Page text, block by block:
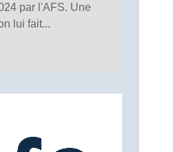
par l'AFS. Une
lui fait...